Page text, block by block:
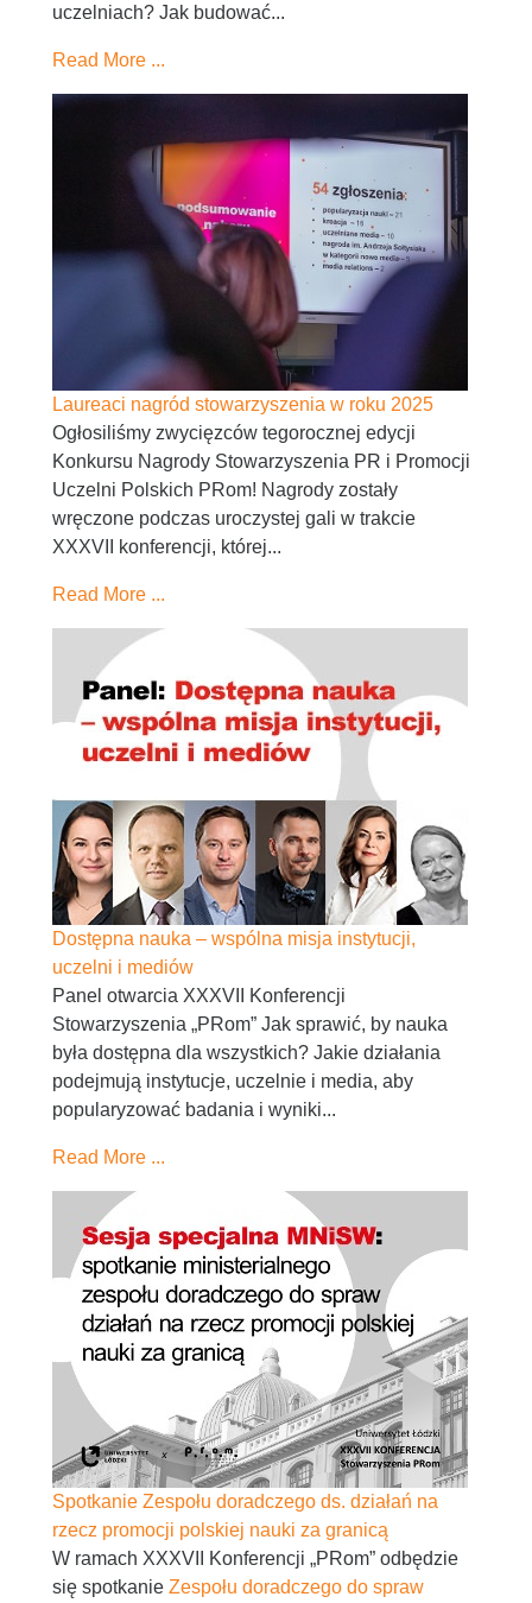
uczelniach? Jak budować...
Read More ...
Laureaci nagród stowarzyszenia w roku 2025
Ogłosiliśmy zwycięzców tegorocznej edycji
Konkursu Nagrody Stowarzyszenia PR i Promocji
Uczelni Polskich PRom! Nagrody zostały
wręczone podczas uroczystej gali w trakcie
XXXVII konferencji, której...
Read More ...
Dostępna nauka – wspólna misja instytucji,
uczelni i mediów
Panel otwarcia XXXVII Konferencji
Stowarzyszenia „PRom” Jak sprawić, by nauka
była dostępna dla wszystkich? Jakie działania
podejmują instytucje, uczelnie i media, aby
popularyzować badania i wyniki...
Read More ...
Spotkanie Zespołu doradczego ds. działań na
rzecz promocji polskiej nauki za granicą
W ramach XXXVII Konferencji „PRom” odbędzie
się spotkanie Zespołu doradczego do spraw